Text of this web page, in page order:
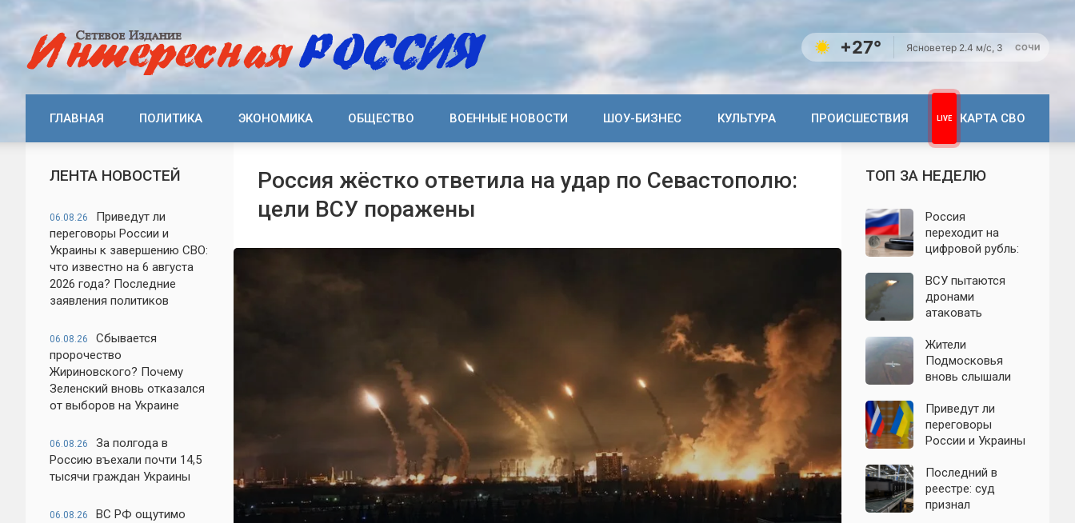
+27° Ясноветер 2.4 м/с, З СОЧИ
ГЛАВНАЯ ПОЛИТИКА ЭКОНОМИКА ОБЩЕСТВО ВОЕННЫЕ НОВОСТИ ШОУ-БИЗНЕС КУЛЬТУРА ПРОИСШЕСТВИЯ КАРТА СВО
ЛЕНТА НОВОСТЕЙ
06.08.26
Приведут ли
переговоры России и
Украины к завершению СВО:
что известно на 6 августа
2026 года? Последние
заявления политиков
06.08.26
Сбывается
пророчество
Жириновского? Почему
Зеленский вновь отказался
от выборов на Украине
06.08.26
За полгода в
Россию въехали почти 14,5
тысячи граждан Украины
06.08.26
ВС РФ ощутимо
Россия жёстко ответила на удар по Севастополю:
цели ВСУ поражены
ТОП ЗА НЕДЕЛЮ
Россия
переходит на
цифровой рубль:
систему сравнили
с моделью СССР
ВСУ пытаются
дронами
атаковать
Крыма: свежие
подробности
налёта на
06.08.2026
Жители
Подмосковья
вновь слышали
что известно об
отражении
налёта БПЛА в
Приведут ли
переговоры
России и Украины
СВО: что
известно на 6
августа 2026
Последний в
реестре: суд
признал